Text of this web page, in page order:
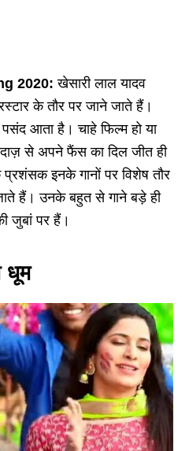
2020:खेसारी लाल यादव
के तौर पर जाने जाते हैं।
आता है। चाहे फिल्म हो या
से अपने फैंस का दिल जीत ही
इनके गानों पर विशेष तौर
हैं। उनके बहुत से गाने बड़े ही
जुबां पर हैं।
धूम